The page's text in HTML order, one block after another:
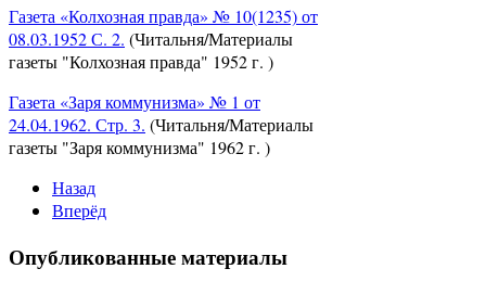
Газета «Колхозная правда» № 10(1235) от
08.03.1952 С. 2. (Читальня/Материалы
газеты "Колхозная правда" 1952 г. )
Газета «Заря коммунизма» № 1 от
24.04.1962. Стр. 3. (Читальня/Материалы
газеты "Заря коммунизма" 1962 г. )
Назад
Вперёд
Опубликованные материалы